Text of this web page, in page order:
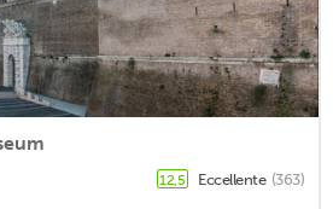
12,5 Eccellente (363)